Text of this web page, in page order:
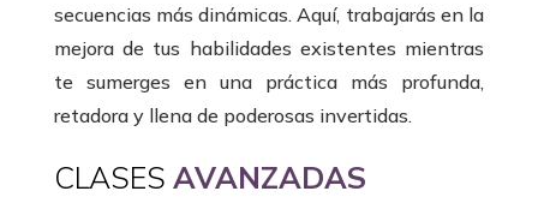
secuencias más dinámicas. Aquí, trabajarás en la
mejora de tus habilidades existentes mientras
te sumerges en una práctica más profunda,
retadora y llena de poderosas invertidas.
CLASES AVANZADAS